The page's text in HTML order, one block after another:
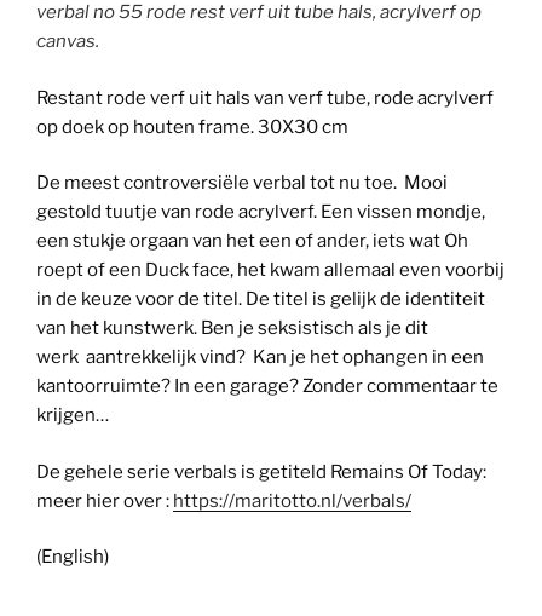
verbal no 55 rode rest verf uit tube hals, acrylverf op
canvas.
Restant rode verf uit hals van verf tube, rode acrylverf
op doek op houten frame. 30X30 cm
De meest controversiële verbal tot nu toe. Mooi
gestold tuutje van rode acrylverf. Een vissen mondje,
een stukje orgaan van het een of ander, iets wat Oh
roept of een Duck face, het kwam allemaal even voorbij
in de keuze voor de titel. De titel is gelijk de identiteit
van het kunstwerk. Ben je seksistisch als je dit
werk aantrekkelijk vind? Kan je het ophangen in een
kantoorruimte? In een garage? Zonder commentaar te
krijgen…
De gehele serie verbals is getiteld Remains Of Today:
meer hier over : https://maritotto.nl/verbals/
(English)